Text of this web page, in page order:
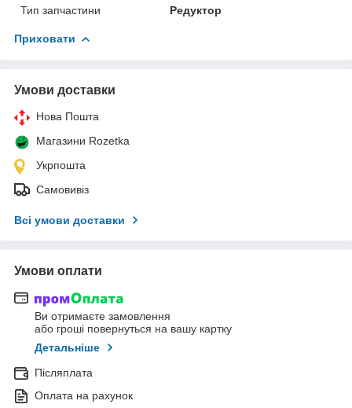
Тип запчастини
Редуктор
Приховати
Умови доставки
Нова Пошта
Магазини Rozetka
Укрпошта
Самовивіз
Всі умови доставки
Умови оплати
Ви отримаєте замовлення
або гроші повернуться на вашу картку
Детальніше
Післяплата
Оплата на рахунок